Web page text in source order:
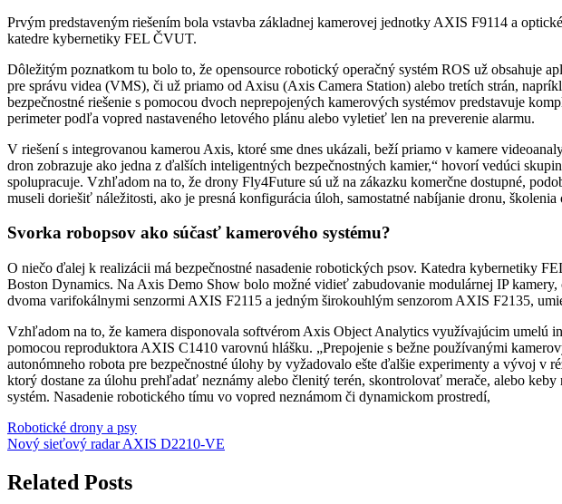
Prvým predstaveným riešením bola vstavba základnej kamerovej jednotky AXIS F9114 a
katedre kybernetiky FEL ČVUT.
Dôležitým poznatkom tu bolo to, že opensource robotický operačný systém ROS už obsahuje
pre správu videa (VMS), či už priamo od Axisu (Axis Camera Station) alebo tretích strán,
bezpečnostné riešenie s pomocou dvoch neprepojených kamerových systémov predstavuje
perimeter podľa vopred nastaveného letového plánu alebo vyletieť len na preverenie alarmu.
V riešení s integrovanou kamerou Axis, ktoré sme dnes ukázali, beží priamo v kamere
dron zobrazuje ako jedna z ďalších inteligentných bezpečnostných kamier,“ hovorí vedúci
spolupracuje. Vzhľadom na to, že drony Fly4Future sú už na zákazku komerčne dostupné,
museli doriešiť náležitosti, ako je presná konfigurácia úloh, samostatné nabíjanie dronu,
Svorka robopsov ako súčasť kamerového systému?
O niečo ďalej k realizácii má bezpečnostné nasadenie robotických psov. Katedra kybernetiky
Boston Dynamics. Na Axis Demo Show bolo možné vidieť zabudovanie modulárnej IP
dvoma varifokálnymi senzormi AXIS F2115 a jedným širokouhlým senzorom AXIS F2135,
Vzhľadom na to, že kamera disponovala softvérom Axis Object Analytics využívajúcim
pomocou reproduktora AXIS C1410 varovnú hlášku. „Prepojenie s bežne používanými
autonómneho robota pre bezpečnostné úlohy by vyžadovalo ešte ďalšie experimenty a vývoj v
ktorý dostane za úlohu prehľadať neznámy alebo členitý terén, skontrolovať merače, alebo
systém. Nasadenie robotického tímu vo vopred neznámom či dynamickom prostredí,
Navigácia
v
článku
Robotické drony a psy
Nový sieťový radar AXIS D2210-VE
Related Posts